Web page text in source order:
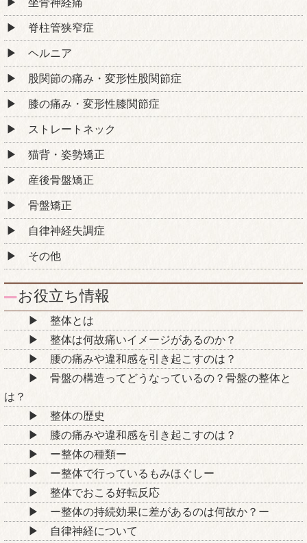
脊柱管狭窄症
ヘルニア
股関節の痛み・変形性股関節症
膝の痛み・変形性膝関節症
ストレートネック
猫背・姿勢矯正
産後骨盤矯正
骨盤矯正
自律神経失調症
その他
お役立ち情報
整体とは
整体は何故痛いイメージがあるのか？
腰の痛みや違和感を引き起こすのは？
骨盤の構造ってどうなっているの？骨盤の整体と
は？
整体の歴史
膝の痛みや違和感を引き起こすのは？
ー整体の種類ー
ー整体で行っているもみほぐしー
整体でおこる好転反応
ー整体の持続効果に差があるのは何故か？ー
自律神経について